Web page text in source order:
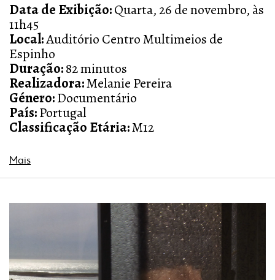
Data de Exibição:Quarta, 26 de novembro, às
11h45
Local:Auditório Centro Multimeios de
Espinho
Duração:82 minutos
Realizadora:Melanie Pereira
Género:Documentário
País:Portugal
Classificação Etária:M12
Mais